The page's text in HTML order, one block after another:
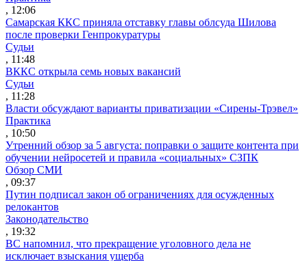
, 12:06
Самарская ККС приняла отставку главы облсуда Шилова
после проверки Генпрокуратуры
Судьи
, 11:48
ВККС открыла семь новых вакансий
Судьи
, 11:28
Власти обсуждают варианты приватизации «Сирены-Трэвел»
Практика
, 10:50
Утренний обзор за 5 августа: поправки о защите контента при
обучении нейросетей и правила «социальных» СЗПК
Обзор СМИ
, 09:37
Путин подписал закон об ограничениях для осужденных
релокантов
Законодательство
, 19:32
ВС напомнил, что прекращение уголовного дела не
исключает взыскания ущерба